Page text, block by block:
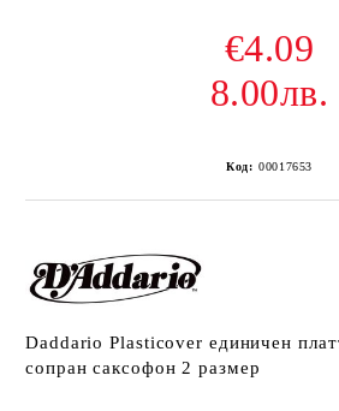
€4.09
8.00лв.
Код: 00017653
Daddario Plasticover единичен
сопран саксофон 2 размер